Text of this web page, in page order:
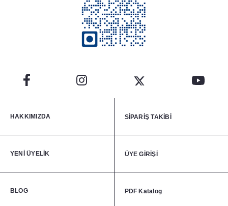
HAKKIMIZDA SİPARİŞ TAKİBİ
YENİ ÜYELİK ÜYE GİRİŞİ
BLOG PDF Katalog